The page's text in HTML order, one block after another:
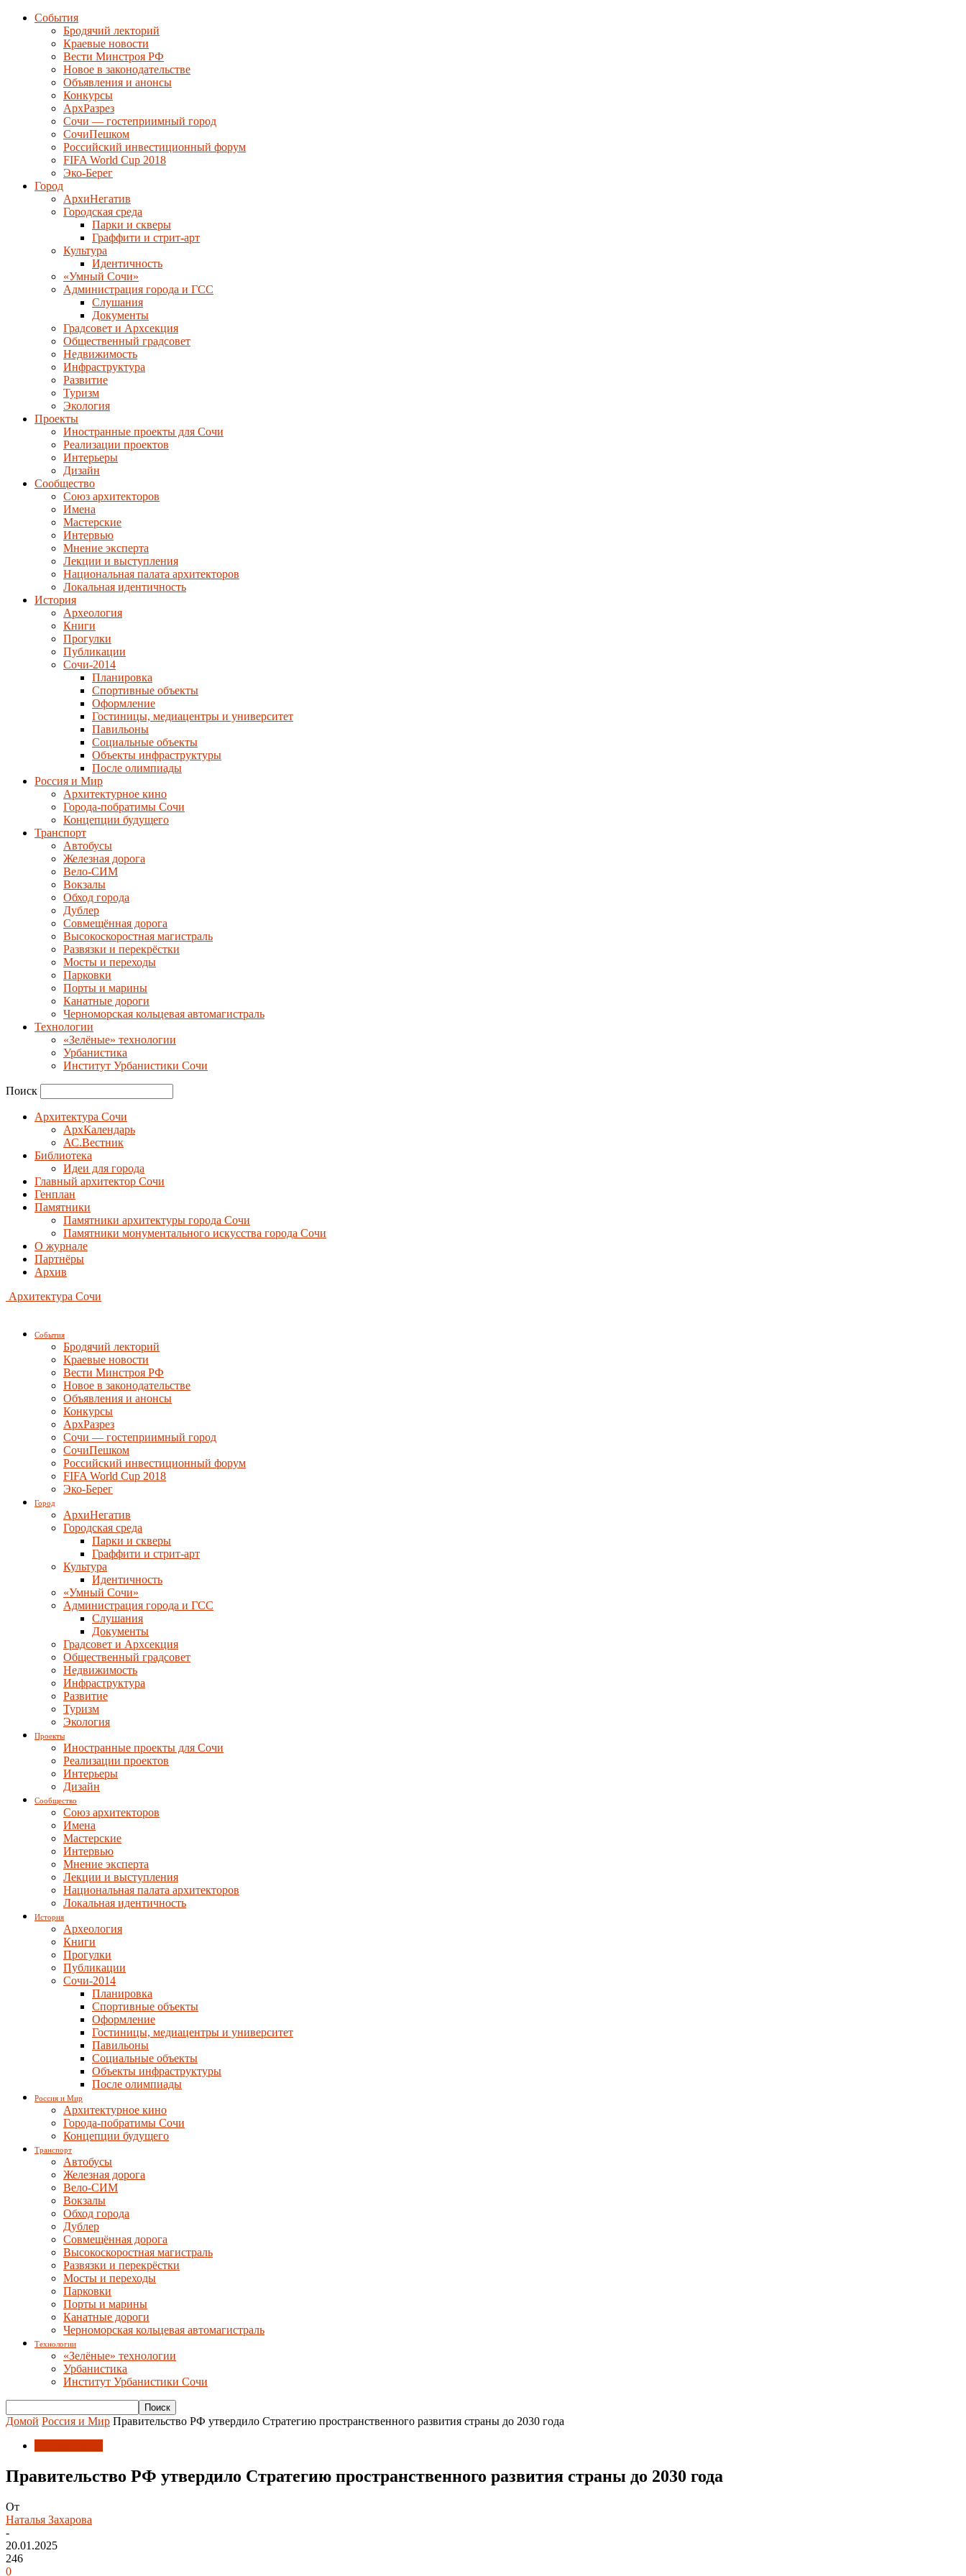
События
Бродячий лекторий
Краевые новости
Вести Минстроя РФ
Новое в законодательстве
Объявления и анонсы
Конкурсы
АрхРазрез
Сочи — гостеприимный город
СочиПешком
Российский инвестиционный форум
FIFA World Cup 2018
Эко-Берег
Город
АрхиНегатив
Городская среда
Парки и скверы
Граффити и стрит-арт
Культура
Идентичность
«Умный Сочи»
Администрация города и ГСС
Слушания
Документы
Градсовет и Архсекция
Общественный градсовет
Недвижимость
Инфраструктура
Развитие
Туризм
Экология
Проекты
Иностранные проекты для Сочи
Реализации проектов
Интерьеры
Дизайн
Сообщество
Союз архитекторов
Имена
Мастерские
Интервью
Мнение эксперта
Лекции и выступления
Национальная палата архитекторов
Локальная идентичность
История
Археология
Книги
Прогулки
Публикации
Сочи-2014
Планировка
Спортивные объекты
Оформление
Гостиницы, медиацентры и университет
Павильоны
Социальные объекты
Объекты инфраструктуры
После олимпиады
Россия и Мир
Архитектурное кино
Города-побратимы Сочи
Концепции будущего
Транспорт
Автобусы
Железная дорога
Вело-СИМ
Вокзалы
Обход города
Дублер
Совмещённая дорога
Высокоскоростная магистраль
Развязки и перекрёстки
Мосты и переходы
Парковки
Порты и марины
Канатные дороги
Черноморская кольцевая автомагистраль
Технологии
«Зелёные» технологии
Урбанистика
Институт Урбанистики Сочи
Поиск
Архитектура Сочи
АрхКалендарь
АС.Вестник
Библиотека
Идеи для города
Главный архитектор Сочи
Генплан
Памятники
Памятники архитектуры города Сочи
Памятники монументального искусства города Сочи
О журнале
Партнёры
Архив
Архитектура Сочи
События
Бродячий лекторий
Краевые новости
Вести Минстроя РФ
Новое в законодательстве
Объявления и анонсы
Конкурсы
АрхРазрез
Сочи — гостеприимный город
СочиПешком
Российский инвестиционный форум
FIFA World Cup 2018
Эко-Берег
Город
АрхиНегатив
Городская среда
Парки и скверы
Граффити и стрит-арт
Культура
Идентичность
«Умный Сочи»
Администрация города и ГСС
Слушания
Документы
Градсовет и Архсекция
Общественный градсовет
Недвижимость
Инфраструктура
Развитие
Туризм
Экология
Проекты
Иностранные проекты для Сочи
Реализации проектов
Интерьеры
Дизайн
Сообщество
Союз архитекторов
Имена
Мастерские
Интервью
Мнение эксперта
Лекции и выступления
Национальная палата архитекторов
Локальная идентичность
История
Археология
Книги
Прогулки
Публикации
Сочи-2014
Планировка
Спортивные объекты
Оформление
Гостиницы, медиацентры и университет
Павильоны
Социальные объекты
Объекты инфраструктуры
После олимпиады
Россия и Мир
Архитектурное кино
Города-побратимы Сочи
Концепции будущего
Транспорт
Автобусы
Железная дорога
Вело-СИМ
Вокзалы
Обход города
Дублер
Совмещённая дорога
Высокоскоростная магистраль
Развязки и перекрёстки
Мосты и переходы
Парковки
Порты и марины
Канатные дороги
Черноморская кольцевая автомагистраль
Технологии
«Зелёные» технологии
Урбанистика
Институт Урбанистики Сочи
Домой Россия и Мир Правительство РФ утвердило Стратегию пространственного развития страны до 2030 года
Правительство РФ утвердило Стратегию пространственного развития страны до 2030 года
От
Наталья Захарова
-
20.01.2025
246
0